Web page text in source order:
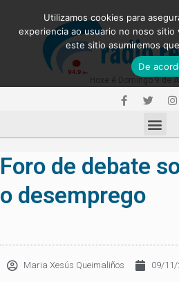
Foro de debate
o desemprego
Maria Xesús Queimaliños 09/11/
Utilizamos cookies para
experiencia ao usuario no noso
este sitio asumiremos
De